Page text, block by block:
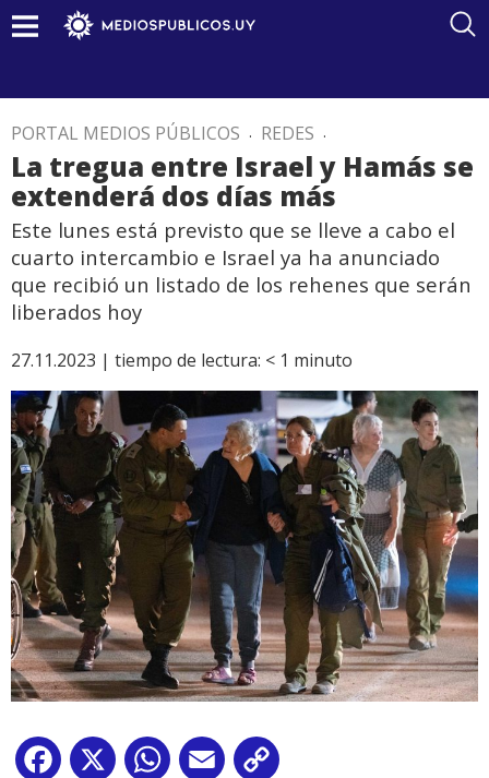
PORTAL MEDIOS PÚBLICOS . REDES .
La tregua entre Israel y Hamás se
extenderá dos días más
Este lunes está previsto que se lleve a cabo el
cuarto intercambio e Israel ya ha anunciado
que recibió un listado de los rehenes que serán
liberados hoy
27.11.2023 | tiempo de lectura: < 1 minuto
Facebook
X WhatsApp
Email